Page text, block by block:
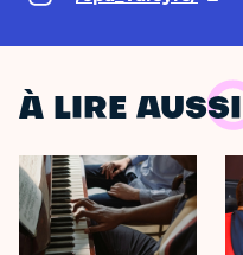
À LIRE AUSSI